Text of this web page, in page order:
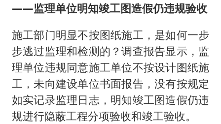
——监理单位明知竣工图造假仍违规验收
施工部门明显不按图纸施工，是如何一步
步逃过监理和检测的？调查报告显示，监
理单位违规同意施工单位不按设计图纸施
工，未向建设单位书面报告，没有按规定
如实记录监理日志，明知竣工图造假仍违
规进行隐蔽工程分项验收和竣工验收。